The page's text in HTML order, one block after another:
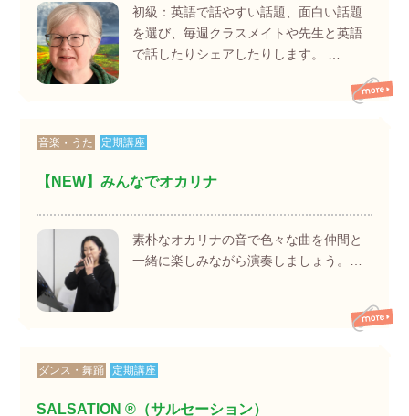
初級：英語で話やすい話題、面白い話題
を選び、毎週クラスメイトや先生と英語
で話したりシェアしたりします。 …
音楽・うた 定期講座
【NEW】みんなでオカリナ
素朴なオカリナの音で色々な曲を仲間と
一緒に楽しみながら演奏しましょう。…
ダンス・舞踊 定期講座
SALSATION ®（サルセーション）